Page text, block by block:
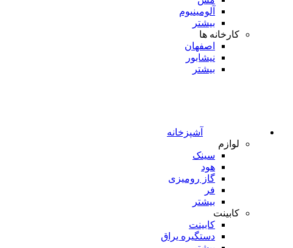
آلومینیوم
بیشتر
کارخانه ها
اصفهان
نیشابور
بیشتر
آشپزخانه
لوازم
سینک
هود
گاز رومیزی
فر
بیشتر
کابینت
کابینت
دستگیره یراق